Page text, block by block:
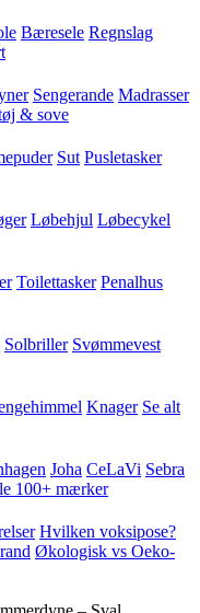
Bæresele Regnslag
Sengerande Madrasser
& sove
Sut Pusletasker
Løbehjul Løbecykel
Toilettasker Penalhus
Solbriller Svømmevest
Knager Se alt
Joha CeLaVi Sebra
100+ mærker
Hvilken voksipose?
Økologisk vs Oeko-